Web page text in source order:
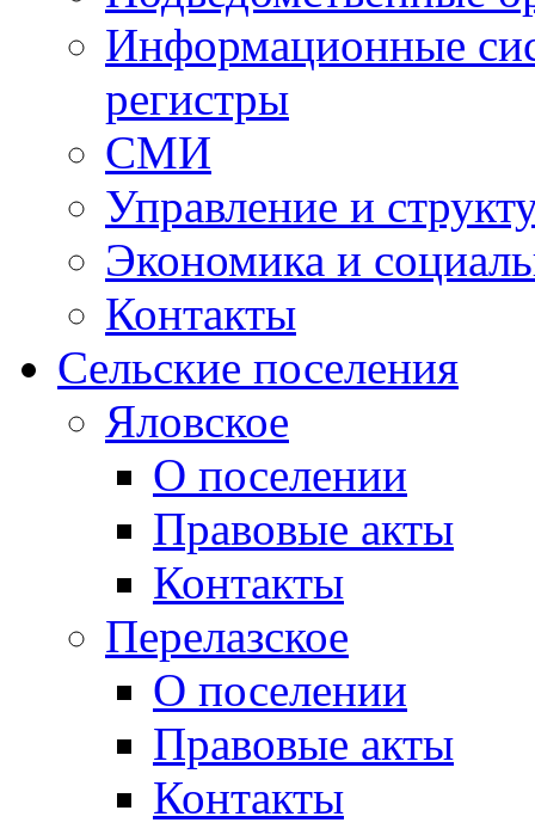
Информационные
регистры
СМИ
Управление и
Экономика и
Контакты
Сельские поселения
Яловское
О поселении
Правовые акты
Контакты
Перелазское
О поселении
Правовые акты
Контакты